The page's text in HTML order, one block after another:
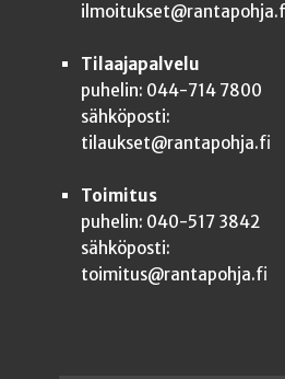
Tilaajapalvelu
puhelin: 044-714 7800
sähköposti:
tilaukset@rantapohja.fi
Toimitus
puhelin: 040-517 3842
sähköposti:
toimitus@rantapohja.fi